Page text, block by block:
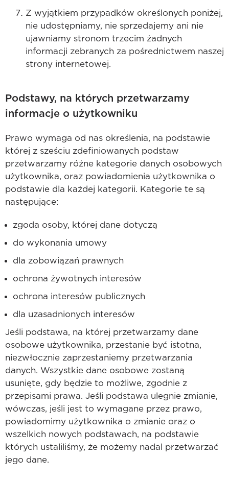
Z wyjątkiem przypadków określonych poniżej,
nie udostępniamy, nie sprzedajemy ani nie
ujawniamy stronom trzecim żadnych
informacji zebranych za pośrednictwem naszej
strony internetowej.
Podstawy, na których przetwarzamy
informacje o użytkowniku
Prawo wymaga od nas określenia, na podstawie
której z sześciu zdefiniowanych podstaw
przetwarzamy różne kategorie danych osobowych
użytkownika, oraz powiadomienia użytkownika o
podstawie dla każdej kategorii. Kategorie te są
następujące:
zgoda osoby, której dane dotyczą
do wykonania umowy
dla zobowiązań prawnych
ochrona żywotnych interesów
ochrona interesów publicznych
dla uzasadnionych interesów
Jeśli podstawa, na której przetwarzamy dane
osobowe użytkownika, przestanie być istotna,
niezwłocznie zaprzestaniemy przetwarzania
danych. Wszystkie dane osobowe zostaną
usunięte, gdy będzie to możliwe, zgodnie z
przepisami prawa. Jeśli podstawa ulegnie zmianie,
wówczas, jeśli jest to wymagane przez prawo,
powiadomimy użytkownika o zmianie oraz o
wszelkich nowych podstawach, na podstawie
których ustaliliśmy, że możemy nadal przetwarzać
jego dane.